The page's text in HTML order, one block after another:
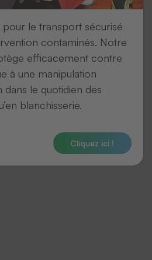
le transport sécurisé
contaminés. Notre
efficacement contre
à une manipulation
dans le quotidien des
blanchisserie.
Cliquez ici !